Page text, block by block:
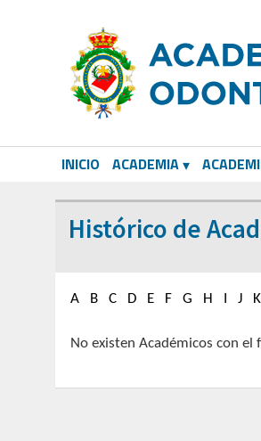
INICIO ACADEMIA
Histórico de
A B C D E F G H J K
No existen Académicos con el